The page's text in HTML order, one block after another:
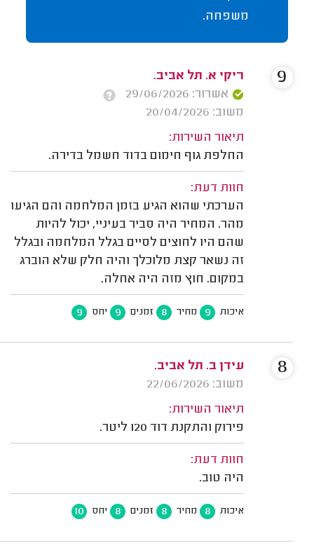
משפחה.
ריקי א. תל אביב.
אשרור: 29/06/2026
משוב: 20/04/2026
תיאור השירות:
החלפת גוף חימום בדוד חשמל בדירה.
חוות דעת:
הערכתי שהוא הגיע בזמן המלחמה והם הגיעו
מהר. המחיר היה סביר בעיניי, יכול להיות
שהם היו לחוצים לסיים בגלל המלחמה ובגלל
זה נשאר קצת מלוכלך והיה חלק שלא הוברג
במקום. חוץ מזה היה אחלה.
איכות 9 מחיר 8 זמנים 9 יחס 9
9
עידן ב. תל אביב.
משוב: 22/06/2026
תיאור השירות:
פירוק והתקנת דוד 120 ליטר.
חוות דעת:
היה טוב.
איכות 8 מחיר 8 זמנים 8 יחס 10
8